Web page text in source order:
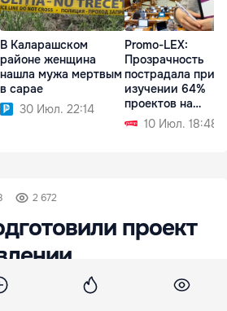
В Каларашском
районе женщина
нашла мужа мертвым
в сарае
30 Июл. 22:14
Promo-LEX:
Прозрачность
пострадала при
изучении 64%
проектов на
заседании
парламента
10 Июл. 18:48
2 672
проект
лицам без